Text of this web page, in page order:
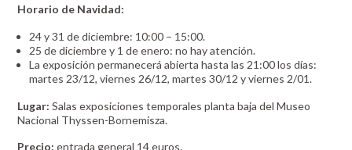
Horario de Navidad:
24 y 31 de diciembre: 10:00 – 15:00.
25 de diciembre y 1 de enero: no hay atención.
La exposición permanecerá abierta hasta las 21:00 los días:
martes 23/12, viernes 26/12, martes 30/12 y viernes 2/01.
Lugar:Salas exposiciones temporales planta baja del Museo
Nacional Thyssen-Bornemisza.
Precio: entrada general 14 euros.